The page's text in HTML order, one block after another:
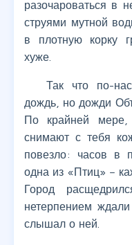
разочароваться в
струями мутной
в плотную корку
хуже.
Так что по-
дождь, но дожди
По крайней
снимают с тебя
повезло: часов в
одна из «Птиц» –
Город
нетерпением
слышал о ней.